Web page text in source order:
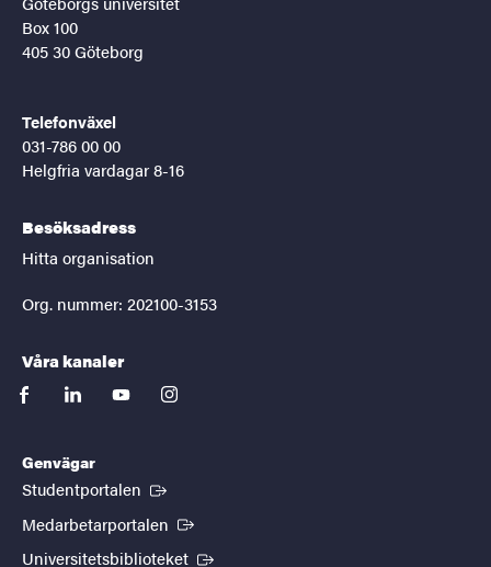
Box 100
405 30 Göteborg
Telefonväxel
031-786 00 00
Helgfria vardagar 8-16
Besöksadress
Hitta organisation
Org. nummer: 202100-3153
Våra kanaler
facebooklinkedinyoutubeinstagram
Genvägar
Studentportalen (Extern länk)
Medarbetarportalen (Extern länk)
Universitetsbiblioteket (Extern länk)